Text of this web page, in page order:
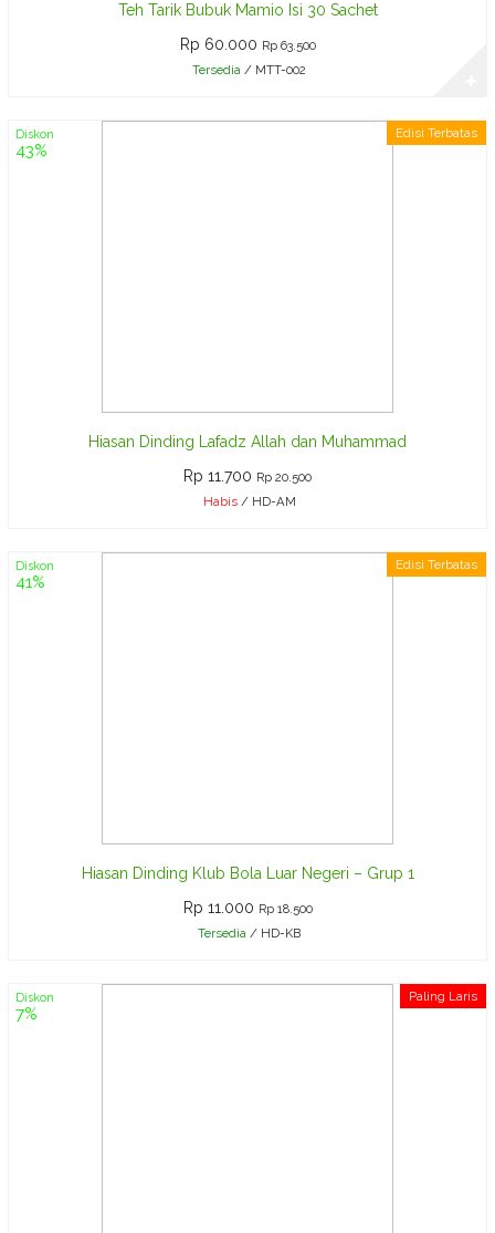
Teh Tarik Bubuk Mamio Isi 30 Sachet
Rp 60.000 Rp 63.500
Tersedia / MTT-002
Edisi Terbatas
Diskon
43%
Hiasan Dinding Lafadz Allah dan Muhammad
Rp 11.700 Rp 20.500
Habis/ HD-AM
Edisi Terbatas
Diskon
41%
Hiasan Dinding Klub Bola Luar Negeri – Grup 1
Rp 11.000 Rp 18.500
Tersedia / HD-KB
Paling Laris
Diskon
7%